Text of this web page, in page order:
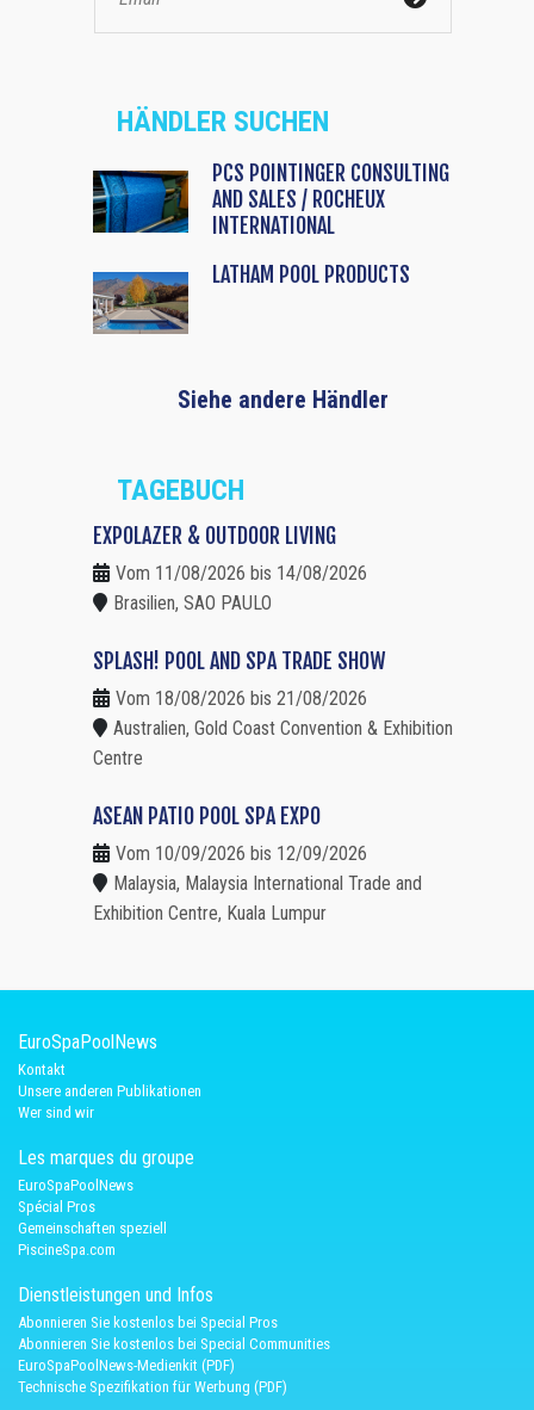
HÄNDLER SUCHEN
PCS POINTINGER CONSULTING
AND SALES / ROCHEUX
INTERNATIONAL
LATHAM POOL PRODUCTS
Siehe andere Händler
TAGEBUCH
EXPOLAZER & OUTDOOR LIVING
Vom 11/08/2026 bis 14/08/2026
Brasilien, SAO PAULO
SPLASH! POOL AND SPA TRADE SHOW
Vom 18/08/2026 bis 21/08/2026
Australien, Gold Coast Convention & Exhibition
Centre
ASEAN PATIO POOL SPA EXPO
Vom 10/09/2026 bis 12/09/2026
Malaysia, Malaysia International Trade and
Exhibition Centre, Kuala Lumpur
EuroSpaPoolNews
Kontakt
Unsere anderen Publikationen
Wer sind wir
Les marques du groupe
EuroSpaPoolNews
Spécial Pros
Gemeinschaften speziell
PiscineSpa.com
Dienstleistungen und Infos
Abonnieren Sie kostenlos bei Special Pros
Abonnieren Sie kostenlos bei Special Communities
EuroSpaPoolNews-Medienkit (PDF)
Technische Spezifikation für Werbung (PDF)